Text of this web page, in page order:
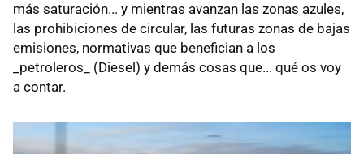
más saturación... y mientras avanzan las zonas azules,
las prohibiciones de circular, las futuras zonas de bajas
emisiones, normativas que benefician a los
_petroleros_ (Diesel) y demás cosas que... qué os voy
a contar.